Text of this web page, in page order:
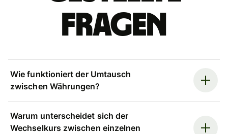
Fragen
Wie funktioniert der Umtausch
zwischen Währungen?
Warum unterscheidet sich der
Wechselkurs zwischen einzelnen